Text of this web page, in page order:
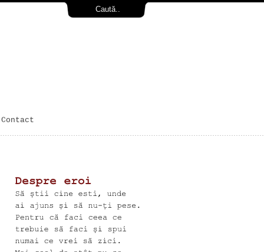
Contact